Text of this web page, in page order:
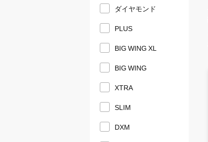
ダイヤモンド
PLUS
BIG WING XL
BIG WING
XTRA
SLIM
DXM